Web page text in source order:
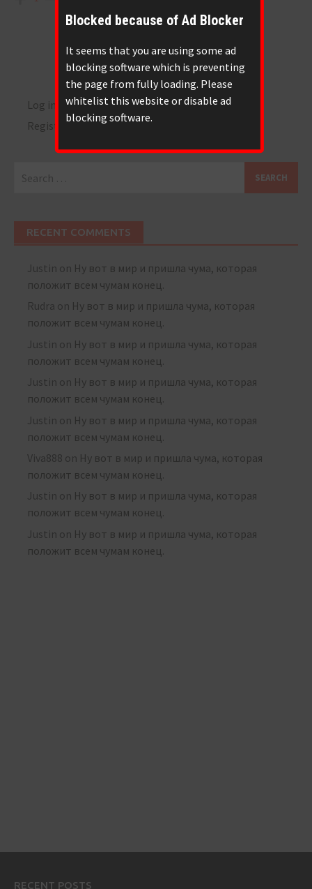
Log in
Register
for:
RECENT COMMENTS
Justin on Ну вот в мир и пришла чума, которая
положит всем чумам конец.
Rudra on Ну вот в мир и пришла чума, которая
положит всем чумам конец.
Justin on Ну вот в мир и пришла чума, которая
положит всем чумам конец.
Justin on Ну вот в мир и пришла чума, которая
положит всем чумам конец.
Justin on Ну вот в мир и пришла чума, которая
положит всем чумам конец.
Viva888 on Ну вот в мир и пришла чума, которая
положит всем чумам конец.
Justin on Ну вот в мир и пришла чума, которая
положит всем чумам конец.
Justin on Ну вот в мир и пришла чума, которая
положит всем чумам конец.
RECENT POSTS
Blocked because of Ad Blocker
It seems that you are using some ad
blocking software which is preventing
the page from fully loading. Please
whitelist this website or disable ad
blocking software.